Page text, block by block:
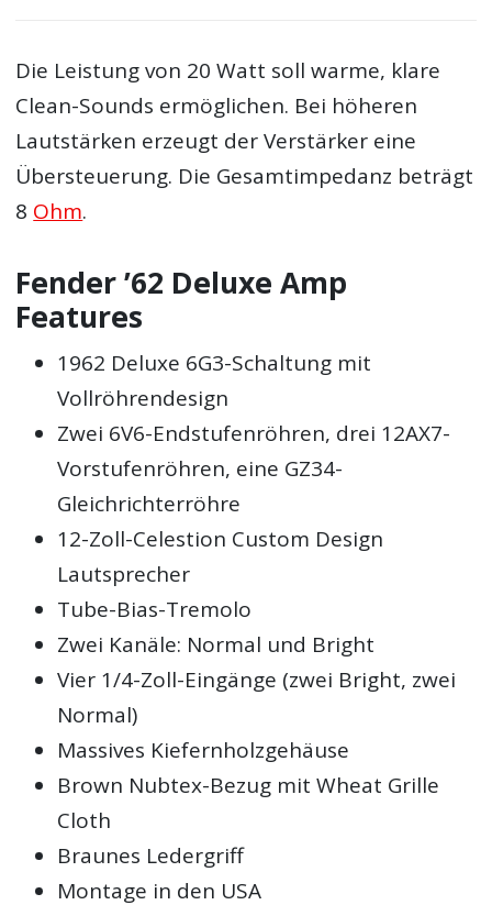
Die Leistung von 20 Watt soll warme, klare
Clean-Sounds ermöglichen. Bei höheren
Lautstärken erzeugt der Verstärker eine
Übersteuerung. Die Gesamtimpedanz beträgt
8 Ohm.
Fender ’62 Deluxe Amp
Features
1962 Deluxe 6G3-Schaltung mit
Vollröhrendesign
Zwei 6V6-Endstufenröhren, drei 12AX7-
Vorstufenröhren, eine GZ34-
Gleichrichterröhre
12-Zoll-Celestion Custom Design
Lautsprecher
Tube-Bias-Tremolo
Zwei Kanäle: Normal und Bright
Vier 1/4-Zoll-Eingänge (zwei Bright, zwei
Normal)
Massives Kiefernholzgehäuse
Brown Nubtex-Bezug mit Wheat Grille
Cloth
Braunes Ledergriff
Montage in den USA